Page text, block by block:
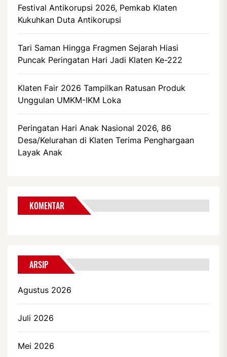
Festival Antikorupsi 2026, Pemkab Klaten
Kukuhkan Duta Antikorupsi
Tari Saman Hingga Fragmen Sejarah Hiasi
Puncak Peringatan Hari Jadi Klaten Ke-222
Klaten Fair 2026 Tampilkan Ratusan Produk
Unggulan UMKM-IKM Loka
Peringatan Hari Anak Nasional 2026, 86
Desa/Kelurahan di Klaten Terima Penghargaan
Layak Anak
KOMENTAR
ARSIP
Agustus 2026
Juli 2026
Mei 2026